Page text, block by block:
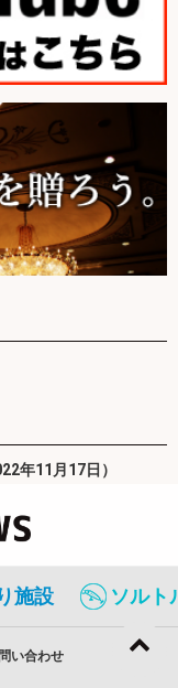
年11月17日）
施設 ソルト
い合わせ